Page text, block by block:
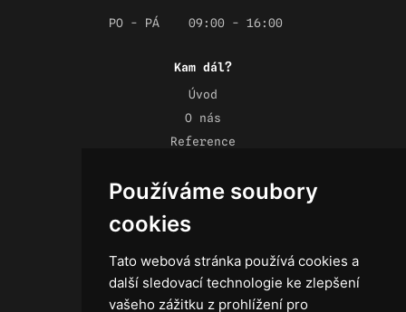
Používáme soubory
cookies
Tato webová stránka používá cookies a
další sledovací technologie ke zlepšení
vašeho zážitku z prohlížení pro
PO - PÁ 09:00 - 16:00
Kam dál?
Úvod
O nás
Reference
Kontakt
Obchodní podmínky
Zásady ochrany osobních údajů